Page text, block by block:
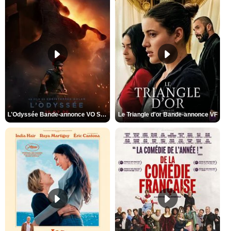
L'Odyssée Bande-annonce VO STFR Le Triangle d'or Bande-annonce VF